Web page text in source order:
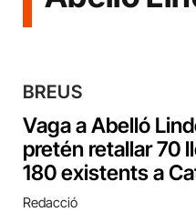
BREUS
Vaga a Abelló
pretén retallar 70
180 existents a
Redacció